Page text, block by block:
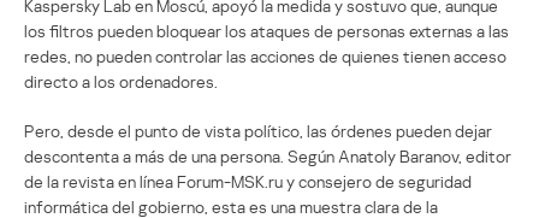
Kaspersky Lab en Moscú, apoyó la medida y sostuvo que, aunque
los filtros pueden bloquear los ataques de personas externas a las
redes, no pueden controlar las acciones de quienes tienen acceso
directo a los ordenadores.
Pero, desde el punto de vista político, las órdenes pueden dejar
descontenta a más de una persona. Según Anatoly Baranov, editor
de la revista en línea Forum-MSK.ru y consejero de seguridad
informática del gobierno, esta es una muestra clara de la